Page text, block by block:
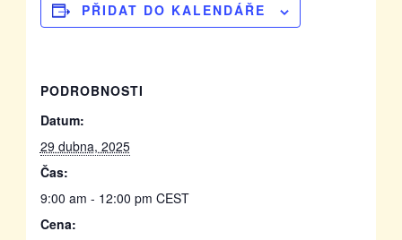
PŘIDAT DO KALENDÁŘE
PODROBNOSTI
Datum:
29 dubna, 2025
Čas:
9:00 am - 12:00 pm CEST
Cena: